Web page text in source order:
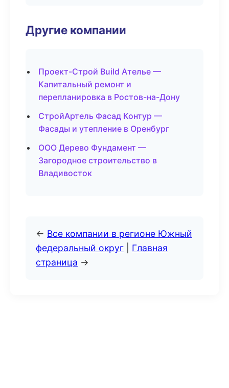
Другие компании
Проект-Строй Build Ателье —
Капитальный ремонт и
перепланировка в Ростов-на-Дону
СтройАртель Фасад Контур —
Фасады и утепление в Оренбург
ООО Дерево Фундамент —
Загородное строительство в
Владивосток
← Все компании в регионе Южный
федеральный округ
Главная
страница →